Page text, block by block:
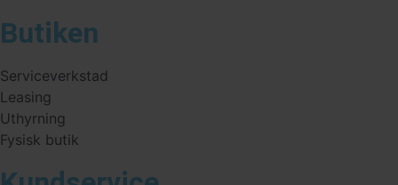
Butiken
Serviceverkstad
Leasing
Uthyrning
Fysisk butik